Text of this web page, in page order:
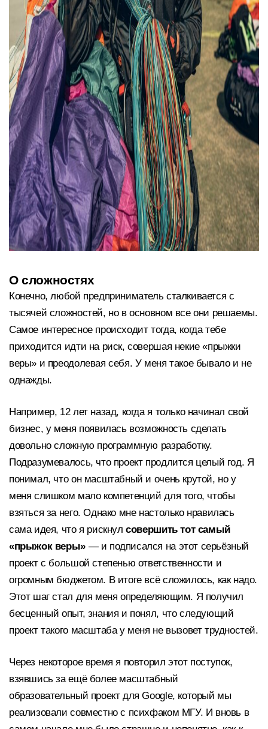
О сложностях
Конечно, любой предприниматель сталкивается с
тысячей сложностей, но в основном все они решаемы.
Самое интересное происходит тогда, когда тебе
приходится идти на риск, совершая некие «прыжки
веры» и преодолевая себя. У меня такое бывало и не
однажды.
Например, 12 лет назад, когда я только начинал свой
бизнес, у меня появилась возможность сделать
довольно сложную программную разработку.
Подразумевалось, что проект продлится целый год. Я
понимал, что он масштабный и очень крутой, но у
меня слишком мало компетенций для того, чтобы
взяться за него. Однако мне настолько нравилась
сама идея, что я рискнулсовершить тот самый
«прыжок веры»— и подписался на этот серьёзный
проект с большой степенью ответственности и
огромным бюджетом. В итоге всё сложилось, как надо.
Этот шаг стал для меня определяющим. Я получил
бесценный опыт, знания и понял, что следующий
проект такого масштаба у меня не вызовет трудностей.
Через некоторое время я повторил этот поступок,
взявшись за ещё более масштабный
образовательный проект для Google, который мы
реализовали совместно с психфаком МГУ. И вновь в